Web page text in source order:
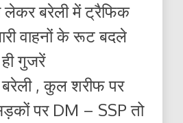
लेकर बरेली में ट्रैफिक
वाहनों के रूट बदले
गुजरें
बरेली , कुल शरीफ पर
पर DM – SSP तो